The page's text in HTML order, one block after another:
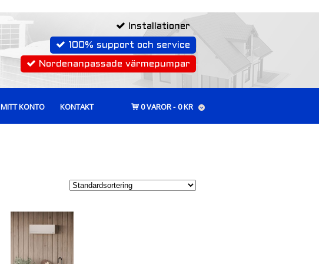
Installationer
100% support och service
Nordenanpassade värmepumpar
MITT KONTO KONTAKT 0 VAROR 0 KR